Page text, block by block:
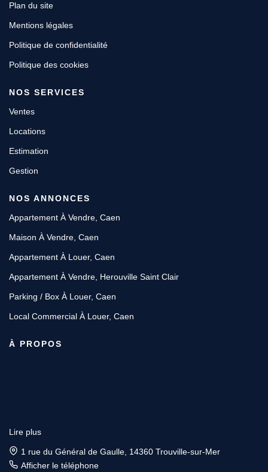
Plan du site
Mentions légales
Politique de confidentialité
Politique des cookies
NOS SERVICES
Ventes
Locations
Estimation
Gestion
NOS ANNONCES
Appartement À Vendre, Caen
Maison À Vendre, Caen
Appartement À Louer, Caen
Appartement À Vendre, Herouville Saint Clair
Parking / Box À Louer, Caen
Local Commercial À Louer, Caen
À PROPOS
Lire plus
1 rue du Général de Gaulle, 14360 Trouville-sur-Mer
Afficher le téléphone